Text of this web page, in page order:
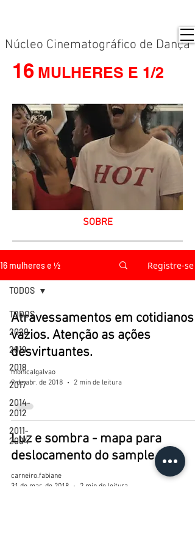
Núcleo Cinematográfico de Dança
16 MULHERES E 1/2
SOBRE
16 mulheres e ½ Registre-se
TODOS
2020
2019
2018
2017
2014-
2012
2011-
2004
TODOS
Atravessamentos em cotidianos
vazios. Atenção as ações
desvirtuantes.
monicalgalvao
9 de abr. de 2018
2 min de leitura
Luz e sombra - mapa para
deslocamento do sample.
carneiro.fabiane
31 de mar. de 2018
2 min de leitura